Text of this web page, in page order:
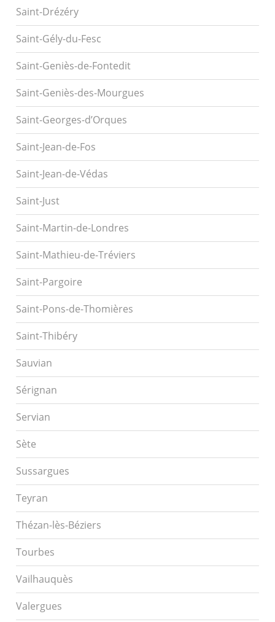
Saint-Drézéry
Saint-Gély-du-Fesc
Saint-Geniès-de-Fontedit
Saint-Geniès-des-Mourgues
Saint-Georges-d’Orques
Saint-Jean-de-Fos
Saint-Jean-de-Védas
Saint-Just
Saint-Martin-de-Londres
Saint-Mathieu-de-Tréviers
Saint-Pargoire
Saint-Pons-de-Thomières
Saint-Thibéry
Sauvian
Sérignan
Servian
Sète
Sussargues
Teyran
Thézan-lès-Béziers
Tourbes
Vailhauquès
Valergues